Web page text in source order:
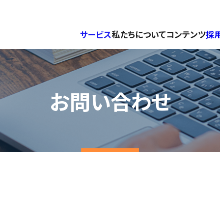
サービス私たちについてコンテンツ採
お問い合わせ